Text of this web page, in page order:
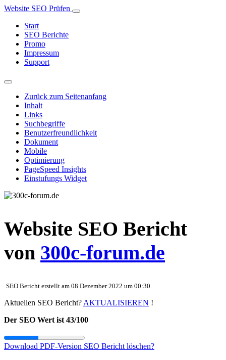
Website SEO Prüfen
Start
SEO Berichte
Promo
Impressum
Support
Zurück zum Seitenanfang
Inhalt
Links
Suchbegriffe
Benutzerfreundlichkeit
Dokument
Mobile
Optimierung
PageSpeed Insights
Einstufungs Widget
Website SEO Bericht
von 300c-forum.de
SEO Bericht erstellt am 08 Dezember 2022 um 00:30
Aktuellen SEO Bericht? AKTUALISIEREN !
Der SEO Wert ist 43/100
Download PDF-Version SEO Bericht löschen?